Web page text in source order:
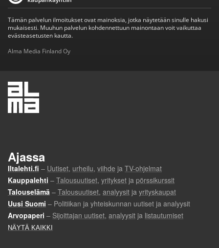
Tämän palvelun ilmoitukset ovat mainoksia, jotka näytetään sinulle hakusi
mukaisesti. Muuhun palvelun kohdennettuun mainontaan voit vaikuttaa
evästeasetusten kautta.
Alma Media Finland Oy